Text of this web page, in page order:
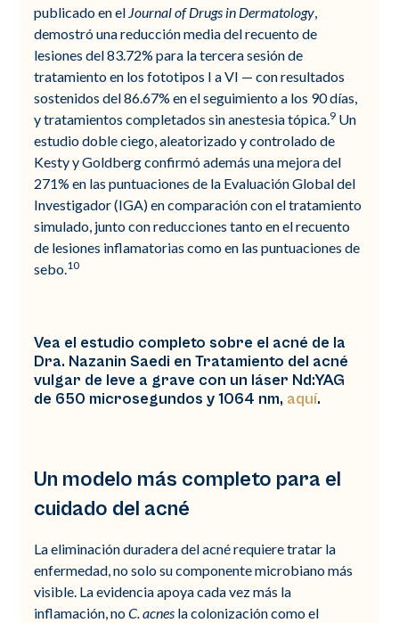
publicado en el Journal of Drugs in Dermatology
demostró una reducción media del recuento de
lesiones del 83.72% para la tercera sesión de
tratamiento en los fototipos I a VI — con resultados
sostenidos del 86.67% en el seguimiento a los 90 días,
y tratamientos completados sin anestesia tópica. 9 Un
estudio doble ciego, aleatorizado y controlado de
Kesty y Goldberg confirmó además una mejora del
271% en las puntuaciones de la Evaluación Global del
Investigador (IGA) en comparación con el tratamiento
simulado, junto con reducciones tanto en el recuento
de lesiones inflamatorias como en las puntuaciones de
sebo. 10
Vea el estudio completo sobre el acné de la
Dra. Nazanin Saedi enTratamiento del acné
vulgar de leve a grave con un láser Nd:YAG
de 650 microsegundos y 1064 nm, aquí.
Un modelo más completo para el
cuidado del acné
La eliminación duradera del acné requiere tratar la
enfermedad, no solo su componente microbiano más
visible. La evidencia apoya cada vez más la
inflamación, noC. acnes la colonización como el